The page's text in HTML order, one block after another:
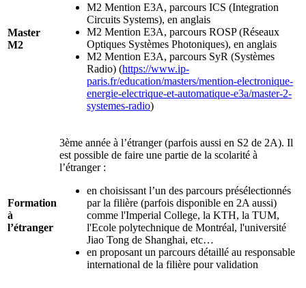
Master
M2
M2 Mention E3A, parcours ICS (Integration
Circuits Systems), en anglais
M2 Mention E3A, parcours ROSP (Réseaux
Optiques Systèmes Photoniques), en anglais
M2 Mention E3A, parcours SyR (Systèmes
Radio) (https://www.ip-
paris.fr/education/masters/mention-electronique-
energie-electrique-et-automatique-e3a/master-2-
systemes-radio)
Formation
à
l’étranger
3ème année à l’étranger (parfois aussi en S2 de 2A). Il
est possible de faire une partie de la scolarité à
l’étranger :
en choisissant l’un des parcours présélectionnés
par la filière (parfois disponible en 2A aussi)
comme l'Imperial College, la KTH, la TUM,
l'Ecole polytechnique de Montréal, l'université
Jiao Tong de Shanghai, etc…
en proposant un parcours détaillé au responsable
international de la filière pour validation